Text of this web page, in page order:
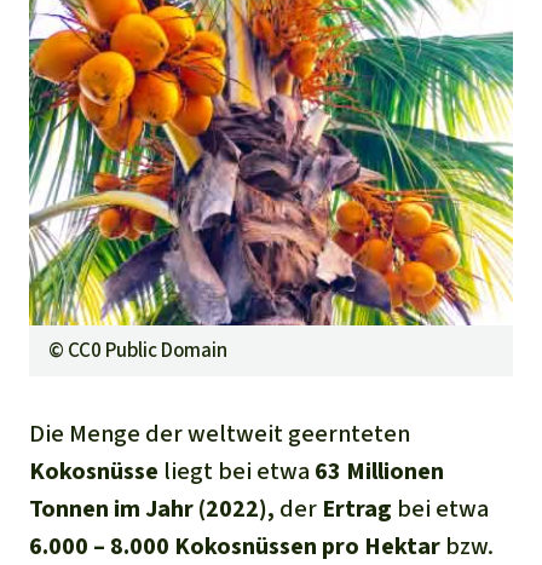
© CC0 Public Domain
Die Menge der weltweit geernteten
Kokosnüsse liegt bei etwa 63 Millionen
Tonnen im Jahr(2022), der Ertrag bei etwa
6.000 – 8.000 Kokosnüssen pro Hektar bzw.